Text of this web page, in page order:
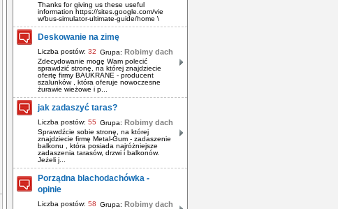
Thanks for giving us these useful
information https://sites.google.com/vie
w/bus-simulator-ultimate-guide/home \
Deskowanie na zimę
Liczba postów: 32 Grupa: Robimy dach
Zdecydowanie mogę Wam polecić
sprawdzić stronę, na której znajdziecie
ofertę firmy BAUKRANE - producent
szalunków , która oferuje nowoczesne
żurawie wieżowe i p...
jak zadaszyć taras?
Liczba postów: 55 Grupa: Robimy dach
Sprawdźcie sobie stronę, na której
znajdziecie firmę Metal-Gum - zadaszenie
balkonu , która posiada najróżniejsze
zadaszenia tarasów, drzwi i balkonów.
Jeżeli j...
Porządna blachodachówka -
opinie
Liczba postów: 58 Grupa: Robimy dach